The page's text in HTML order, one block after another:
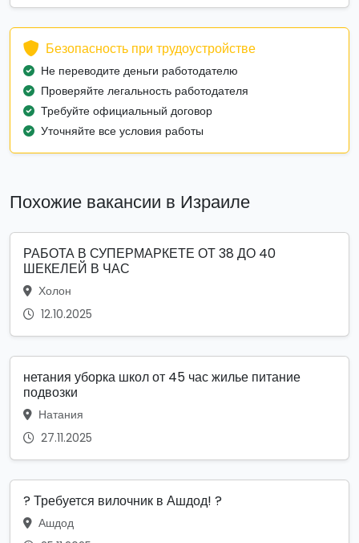
Безопасность при трудоустройстве
Не переводите деньги работодателю
Проверяйте легальность работодателя
Требуйте официальный договор
Уточняйте все условия работы
Похожие вакансии в Израиле
РАБОТА В СУПЕРМАРКЕТЕ ОТ 38 ДО 40
ШЕКЕЛЕЙ В ЧАС
Холон
12.10.2025
нетания уборка школ от 45 час жилье питание
подвозки
Натания
27.11.2025
? Требуется вилочник в Ашдод! ?
Ашдод